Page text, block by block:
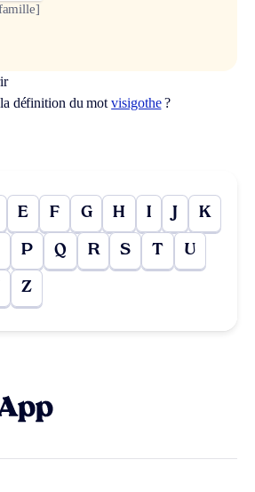
définition du motvisigothe?
E F G H I J K
P Q R S T U
Z